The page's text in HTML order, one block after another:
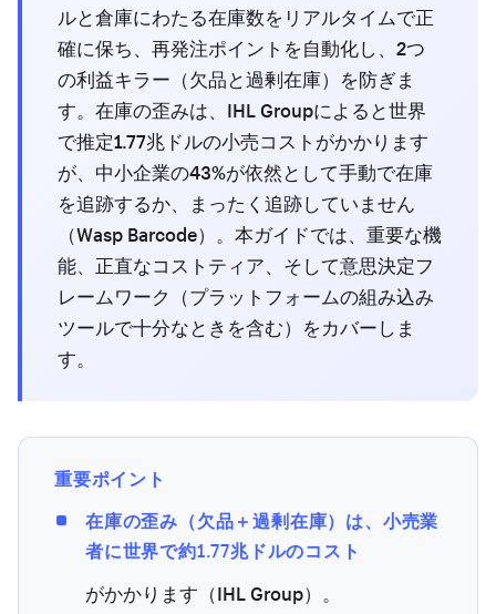
ルと倉庫にわたる在庫数をリアルタイムで正
確に保ち、再発注ポイントを自動化し、2つ
の利益キラー（欠品と過剰在庫）を防ぎま
す。在庫の歪みは、IHL Groupによると世界
で推定1.77兆ドルの小売コストがかかります
が、中小企業の43%が依然として手動で在庫
を追跡するか、まったく追跡していません
（Wasp Barcode）。本ガイドでは、重要な機
能、正直なコストティア、そして意思決定フ
レームワーク（プラットフォームの組み込み
ツールで十分なときを含む）をカバーしま
す。
重要ポイント
在庫の歪み（欠品＋過剰在庫）は、小売業
者に世界で約1.77兆ドルのコスト
がかかります（IHL Group）。